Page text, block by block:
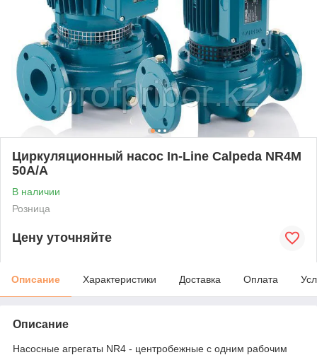
Циркуляционный насос In-Line Calpeda NR4M
50A/A
В наличии
Розница
Цену уточняйте
Описание Характеристики Доставка Оплата
Описание
Насосные агрегаты NR4 - центробежные с одним рабочим